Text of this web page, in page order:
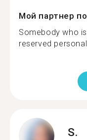
Мой партнер
Somebody who
reserved
S.